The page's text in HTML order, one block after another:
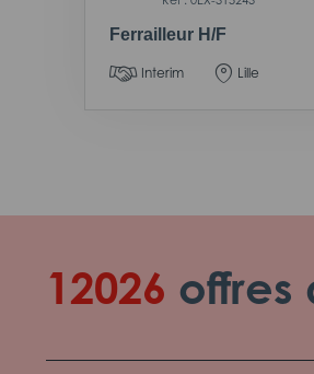
Ferrailleur H/F
Interim Lille
12026 offres